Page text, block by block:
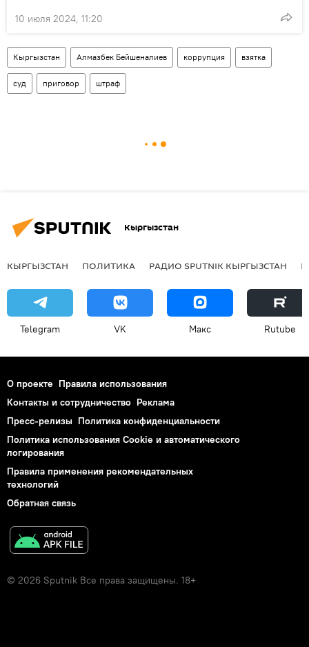
10 июля 2024, 11:20
Кыргызстан Алмазбек Бейшеналиев коррупция взятка
суд приговор штраф
Кыргызстан
КЫРГЫЗСТАН ПОЛИТИКА РАДИО SPUTNIK КЫРГЫЗСТАН
Telegram VK Макс Rutube
О проекте Правила использования
Контакты и сотрудничество Реклама
Пресс-релизы Политика конфиденциальности
Политика использования Cookie и автоматического
логирования
Правила применения рекомендательных
технологий
Обратная связь
© 2026 Sputnik Все права защищены. 18+